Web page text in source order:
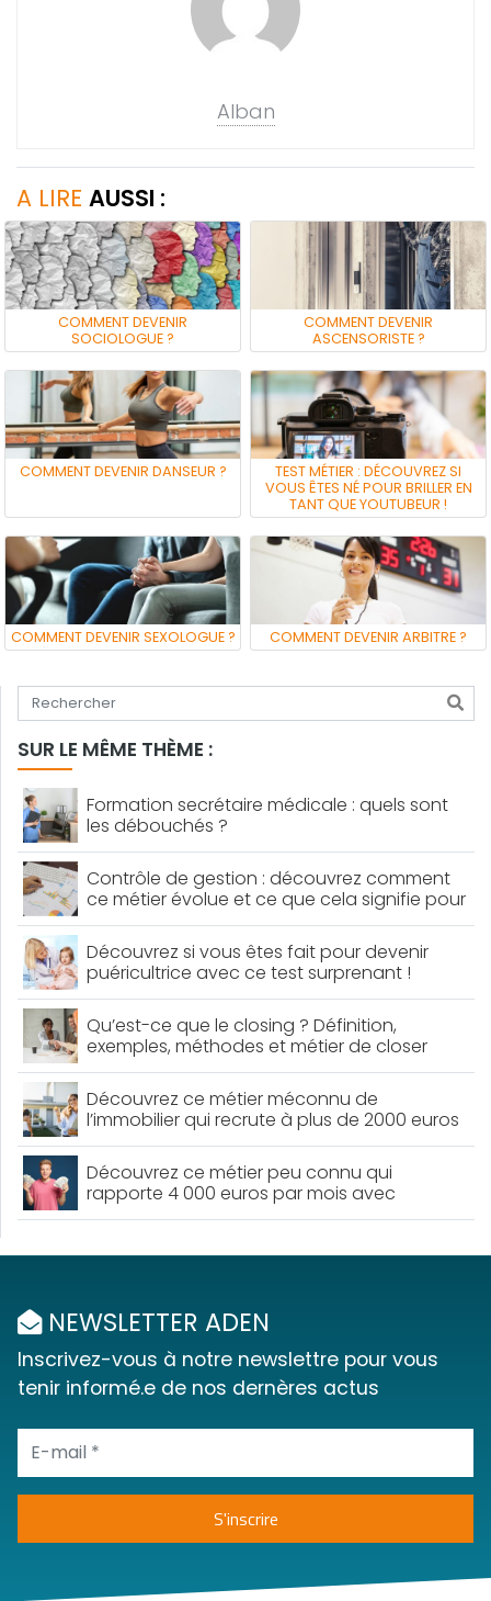
Alban
A LIRE AUSSI :
COMMENT DEVENIR
SOCIOLOGUE ?
COMMENT DEVENIR
ASCENSORISTE ?
COMMENT DEVENIR DANSEUR ?
TEST MÉTIER : DÉCOUVREZ SI
VOUS ÊTES NÉ POUR BRILLER EN
TANT QUE YOUTUBEUR !
COMMENT DEVENIR SEXOLOGUE ? COMMENT DEVENIR ARBITRE ?
Tapez votre recherche
SUR LE MÊME THÈME :
Formation secrétaire médicale : quels sont
les débouchés ?
Contrôle de gestion : découvrez comment
ce métier évolue et ce que cela signifie pour
vous !
Découvrez si vous êtes fait pour devenir
puéricultrice avec ce test surprenant !
Qu’est-ce que le closing ? Définition,
exemples, méthodes et métier de closer
expliqués !
Découvrez ce métier méconnu de
l’immobilier qui recrute à plus de 2000 euros
par mois sans formation
Découvrez ce métier peu connu qui
rapporte 4 000 euros par mois avec
seulement 5 semaines de formation
NEWSLETTER ADEN
Inscrivez-vous à notre newslettre pour vous
tenir informé.e de nos dernères actus